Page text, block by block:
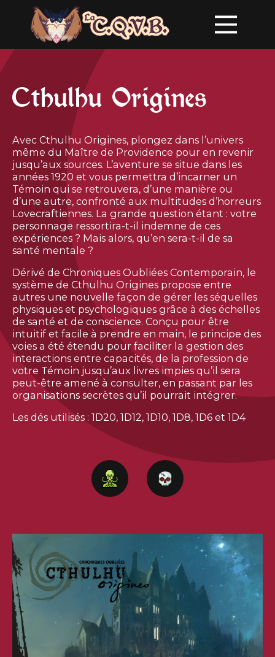
Cthulhu Origines
Avec Cthulhu Origines, plongez dans l’univers
même du Maître de Providence pour en revenir
jusqu’aux sources. L’aventure se situe dans les
années 1920 et vous permettra d’incarner un
Témoin qui se retrouvera, d’une manière ou
d’une autre, confronté aux multitudes d’horreurs
Lovecraftiennes. La grande question étant : votre
personnage ressortira-t-il indemne de ces
expériences ? Mais alors, qu’en sera-t-il de sa
santé mentale ?
Dérivé de Chroniques Oubliées Contemporain, le
système de Cthulhu Origines propose entre
autres une nouvelle façon de gérer les séquelles
physiques et psychologiques grâce à des échelles
de santé et de conscience. Conçu pour être
intuitif et facile à prendre en main, le principe des
voies a été étendu pour faciliter la gestion des
interactions entre capacités, de la profession de
votre Témoin jusqu’aux livres impies qu’il sera
peut-être amené à consulter, en passant par les
organisations secrètes qu’il pourrait intégrer.
Les dés utilisés : 1D20, 1D12, 1D10, 1D8, 1D6 et 1D4